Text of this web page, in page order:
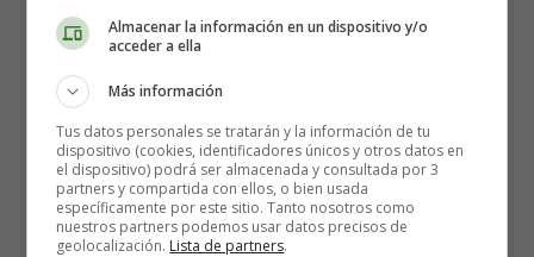
Director:
Intérpretes:Robert Downey Jr., Gwyneth Paltrow,
Kingsley, Jon Favreau, James Badge Dale, Stephanie
Szostak
País: USA
Año: 2013.
Fecha de estreno: 26-04-2013
Género:Acción
Almacenar la información en un dispositivo y/o
acceder a ella
Más información
Tus datos personales se tratarán y la información de tu
dispositivo (cookies, identificadores únicos y otros datos en
el dispositivo) podrá ser almacenada y consultada por 3
partners y compartida con ellos, o bien usada
específicamente por este sitio. Tanto nosotros como
nuestros partners podemos usar datos precisos de
geolocalización. Lista de partners.